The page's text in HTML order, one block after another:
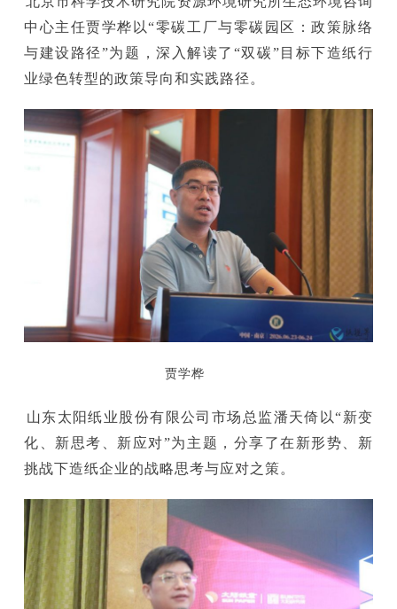
中心主任贾学桦以“零碳工厂与零碳园区：政策脉络
与建设路径”为题，深入解读了“双碳”目标下造纸行
业绿色转型的政策导向和实践路径。
贾学桦
东太阳纸业股份有限公司市场总监潘天倚以“新变
化、新思考、新应对”为主题，分享了在新形势、新
挑战下造纸企业的战略思考与应对之策。